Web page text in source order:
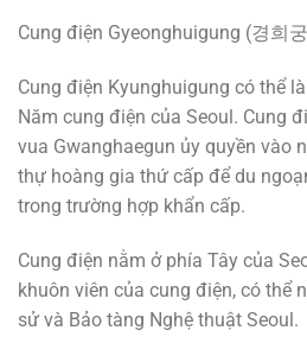
Cung điện Gyeonghuigung (경희
Cung điện Kyunghuigung có thể
Năm cung điện của Seoul. Cung
vua Gwanghaegun ủy quyền vào
thự hoàng gia thứ cấp để du
trong trường hợp khẩn cấp.
Cung điện nằm ở phía Tây của
khuôn viên của cung điện, có thể
sử và Bảo tàng Nghệ thuật Seoul.